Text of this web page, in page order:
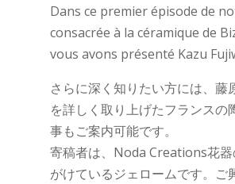
Dans ce premier épisode de
consacrée à la céramique de
vous avons présenté Kazu
さらに深く知りたい方には、藤
を詳しく取り上げたフランスの
事もご案内可能です。
寄稿者は、Noda Creations花
がけているジェロームです。ご